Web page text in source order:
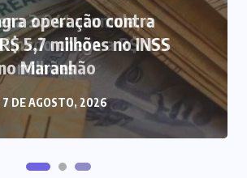
3.041 acumula, e
chega a R$ 165
milhões
7 DE AGOSTO, 2026